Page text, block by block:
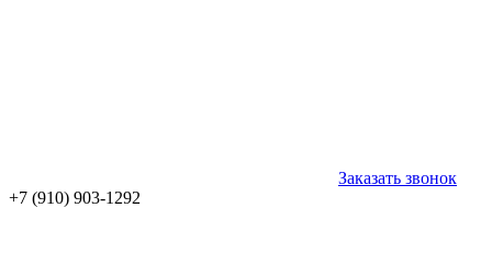
Заказать звонок
+7 (910) 903-1292